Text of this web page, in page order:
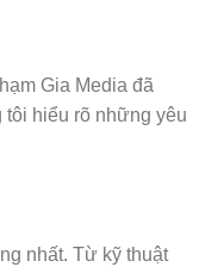
Gia Media đã
hiểu rõ những yêu
nhất. Từ kỹ thuật